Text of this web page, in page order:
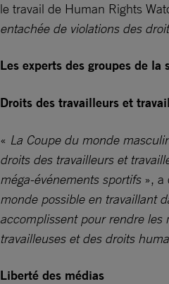
le travail de Human Rights
entachée de violations des
Les experts des groupes de
Droits des travailleurs et
« La Coupe du monde
droits des travailleurs et
méga-événements sportifs», a
monde possible en travaillant
accomplissent pour rendre les
travailleuses et des droits
Liberté des médias